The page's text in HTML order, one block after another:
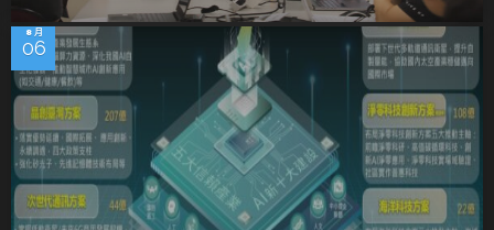
8 月
06